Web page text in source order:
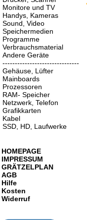
Monitore und TV
Handys, Kameras
Sound, Video
Speichermedien
Programme
Verbrauchsmaterial
Andere Geräte
-------------------------------
Gehäuse, Lüfter
Mainboards
Prozessoren
RAM- Speicher
Netzwerk, Telefon
Grafikkarten
Kabel
SSD, HD, Laufwerke
HOMEPAGE
IMPRESSUM
GRÄTZELPLAN
AGB
Hilfe
Kosten
Widerruf